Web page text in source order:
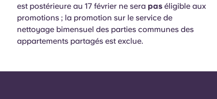
Compte Langue
English (GB)
Sélectionnez un pays
Sélectionnez une ville
Réservez maintenant
Portuguese
est postérieure au 17 février ne sera pas éligible aux
promotions ; la promotion sur le service de
nettoyage bimensuel des parties communes des
appartements partagés est exclue.